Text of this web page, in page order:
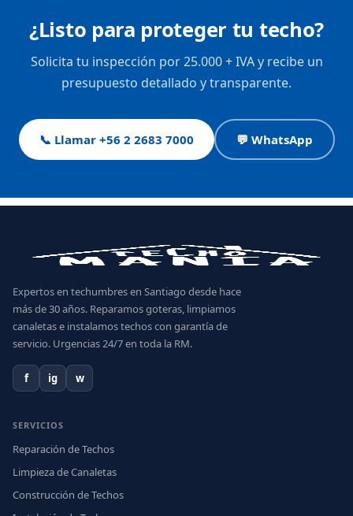
¿Listo para proteger tu techo?
Solicita tu inspección por 25.000 + IVA y recibe un
presupuesto detallado y transparente.
📞 Llamar +56 2 2683 7000 💬 WhatsApp
Expertos en techumbres en Santiago desde hace
más de 30 años. Reparamos goteras, limpiamos
canaletas e instalamos techos con garantía de
servicio. Urgencias 24/7 en toda la RM.
f ig w
SERVICIOS
Reparación de Techos
Limpieza de Canaletas
Construcción de Techos